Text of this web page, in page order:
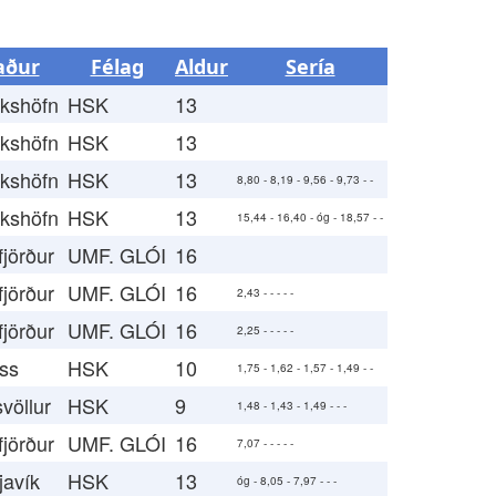
Félag Aldur Sería
HSK
13
HSK
13
HSK 13 8,80 - 8,19 - 9,56 - 9,73 - -
HSK 13 15,44 - 16,40 - óg - 18,57 - -
UMF. GLÓI 16
UMF. GLÓI 16 2,43 - - - - -
UMF. GLÓI 16 2,25 - - - - -
HSK 10 1,75 - 1,62 - 1,57 - 1,49 - -
HSK 9 1,48 - 1,43 - 1,49 - - -
UMF. GLÓI 16 7,07 - - - - -
HSK 13 óg - 8,05 - 7,97 - - -